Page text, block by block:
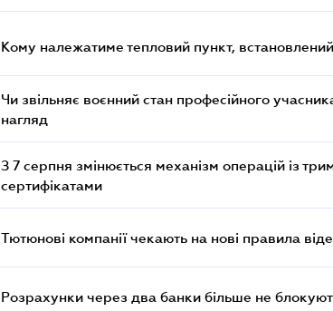
Кому належатиме тепловий пункт,
Чи звільняє воєнний стан професійного
нагляд
З 7 серпня змінюється механізм операцій із
сертифікатами
Тютюнові компанії чекають на нові правила
Розрахунки через два банки більше не